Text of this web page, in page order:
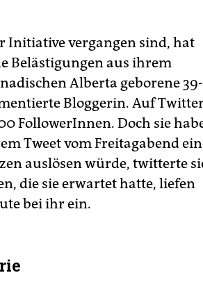
Initiative vergangen sind, hat
Belästigungen aus ihrem
Alberta geborene 39-
Bloggerin. Auf
FollowerInnen. Doch sie
Tweet vom Freitagabend
auslösen würde, twitterte
die sie erwartet hatte, liefen
bei ihr ein.